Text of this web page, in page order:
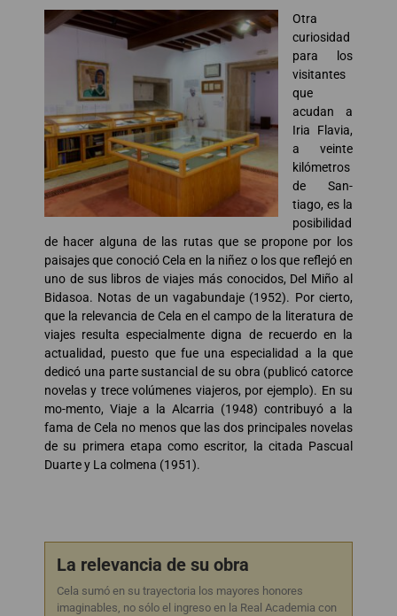
Otra
curiosidad
para los
visitantes
que
acudan a
Iria Flavia,
a veinte
kilómetros
de San-
tiago, es la
posibilidad
de hacer alguna de las rutas que se propone por los
paisajes que conoció Cela en la niñez o los que reflejó en
uno de sus libros de viajes más conocidos, Del Miño al
Bidasoa. Notas de un vagabundaje (1952). Por cierto,
que la relevancia de Cela en el campo de la literatura de
viajes resulta especialmente digna de recuerdo en la
actualidad, puesto que fue una especialidad a la que
dedicó una parte sustancial de su obra (publicó catorce
novelas y trece volúmenes viajeros, por ejemplo). En su
mo-mento, Viaje a la Alcarria (1948) contribuyó a la
fama de Cela no menos que las dos principales novelas
de su primera etapa como escritor, la citada Pascual
Duarte y La colmena (1951).
La relevancia de su obra
Cela sumó en su trayectoria los mayores honores
imaginables, no sólo el ingreso en la Real Academia con